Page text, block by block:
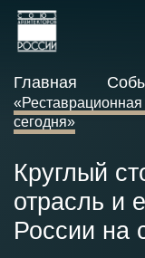
Главная
«Реставрационная
сегодня»
Круглый
отрасль и
России на